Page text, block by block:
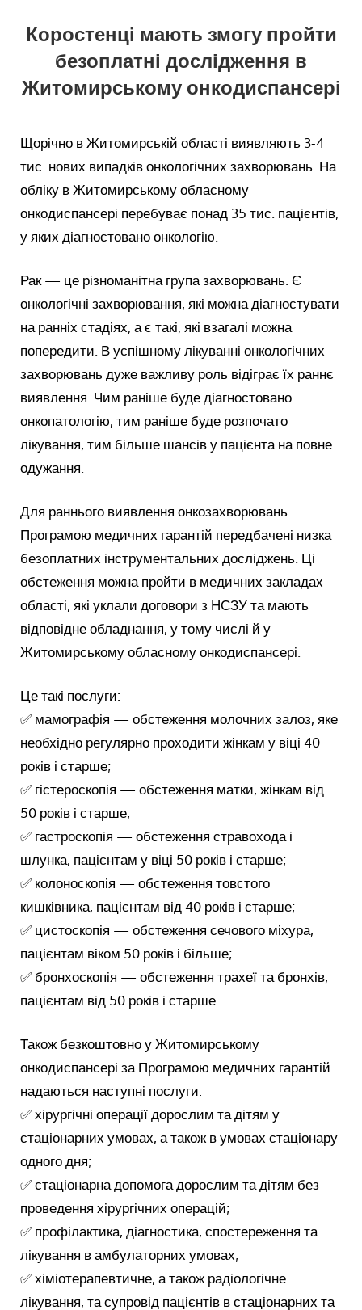
Коростенці мають змогу пройти
безоплатні дослідження в
Житомирському онкодиспансері
Щорічно в Житомирській області виявляють 3-4
тис. нових випадків онкологічних захворювань. На
обліку в Житомирському обласному
онкодиспансері перебуває понад 35 тис. пацієнтів,
у яких діагностовано онкологію.
Рак — це різноманітна група захворювань. Є
онкологічні захворювання, які можна діагностувати
на ранніх стадіях, а є такі, які взагалі можна
попередити. В успішному лікуванні онкологічних
захворювань дуже важливу роль відіграє їх раннє
виявлення. Чим раніше буде діагностовано
онкопатологію, тим раніше буде розпочато
лікування, тим більше шансів у пацієнта на повне
одужання.
Для раннього виявлення онкозахворювань
Програмою медичних гарантій передбачені низка
безоплатних інструментальних досліджень. Ці
обстеження можна пройти в медичних закладах
області, які уклали договори з НСЗУ та мають
відповідне обладнання, у тому числі й у
Житомирському обласному онкодиспансері.
Це такі послуги:
✅ мамографія — обстеження молочних залоз, яке
необхідно регулярно проходити жінкам у віці 40
років і старше;
✅ гістероскопія — обстеження матки, жінкам від
50 років і старше;
✅ гастроскопія — обстеження стравохода і
шлунка, пацієнтам у віці 50 років і старше;
✅ колоноскопія — обстеження товстого
кишківника, пацієнтам від 40 років і старше;
✅ цистоскопія — обстеження сечового міхура,
пацієнтам віком 50 років і більше;
✅ бронхоскопія — обстеження трахеї та бронхів,
пацієнтам від 50 років і старше.
Також безкоштовно у Житомирському
онкодиспансері за Програмою медичних гарантій
надаються наступні послуги:
✅ хірургічні операції дорослим та дітям у
стаціонарних умовах, а також в умовах стаціонару
одного дня;
✅ стаціонарна допомога дорослим та дітям без
проведення хірургічних операцій;
✅ профілактика, діагностика, спостереження та
лікування в амбулаторних умовах;
✅ хіміотерапевтичне, а також радіологічне
лікування, та супровід пацієнтів в стаціонарних та